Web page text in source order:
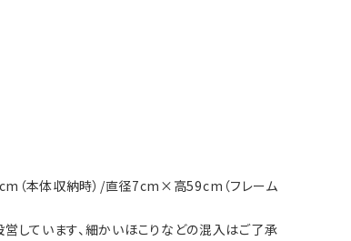
本体収納時）/直径7cm×高59cm（フレーム
ています、細かいほこりなどの混入はご了承